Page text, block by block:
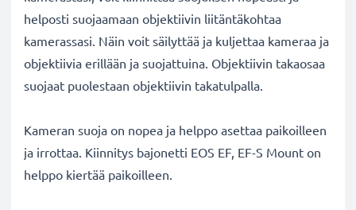
helposti suojaamaan objektiivin liitäntäkohtaa
kamerassasi. Näin voit säilyttää ja kuljettaa kameraa ja
objektiivia erillään ja suojattuina. Objektiivin takaosaa
suojaat puolestaan objektiivin takatulpalla.
Kameran suoja on nopea ja helppo asettaa paikoilleen
ja irrottaa. Kiinnitys bajonetti EOS EF, EF-S Mount on
helppo kiertää paikoilleen.